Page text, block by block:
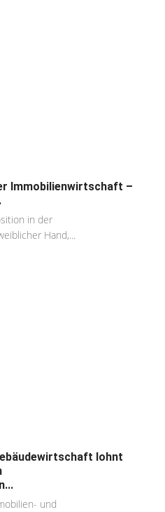
Immobilienwirtschaft –
in der
Hand,...
lohnt
und